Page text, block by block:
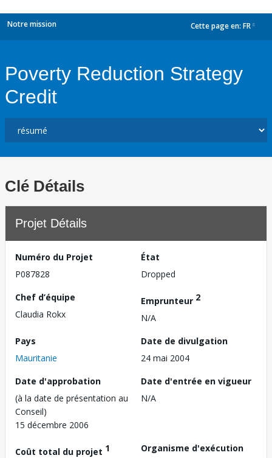
Notre mission Cette page en: FR
Poverty Reduction Strategy
Credit
Clé Détails
Projet Détails
Numéro du Projet
P087828
État
Dropped
Chef d’équipe
Claudia Rokx
Emprunteur 2
N/A
Pays
Mauritanie
Date de divulgation
24 mai 2004
Date d'approbation
(à la date de présentation au
Conseil)
15 décembre 2006
Date d'entrée en vigueur
N/A
Coût total du projet 1
Organisme d'exécution